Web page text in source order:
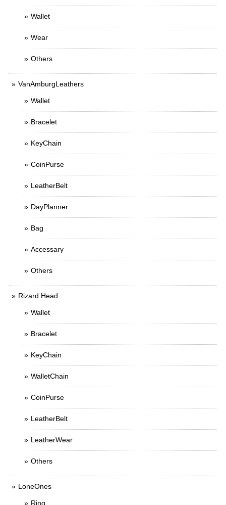
Wallet
Wear
Others
VanAmburgLeathers
Wallet
Bracelet
KeyChain
CoinPurse
LeatherBelt
DayPlanner
Bag
Accessary
Others
Rizard Head
Wallet
Bracelet
KeyChain
WalletChain
CoinPurse
LeatherBelt
LeatherWear
Others
LoneOnes
Ring